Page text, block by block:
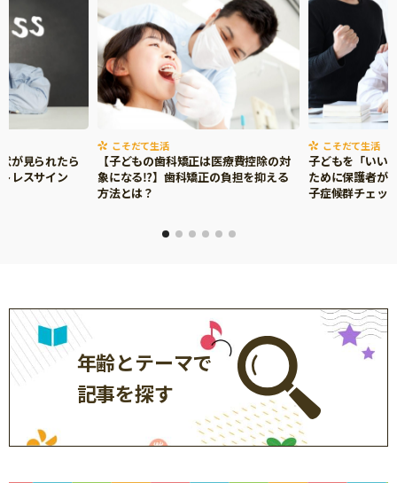
が見られたら
レスサイン
こそだて生活
【子どもの歯科矯正は医療費控除の対
象になる⁉】歯科矯正の負担を抑える
方法とは？
こそだて生活
子どもを「いい
ために保護者が
子症候群チェッ
年齢とテーマで
記事を探す